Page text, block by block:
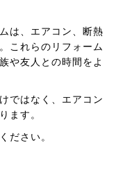
は、エアコン、断熱
これらのリフォーム
や友人との時間をよ
ではなく、エアコン
ます。
ださい。